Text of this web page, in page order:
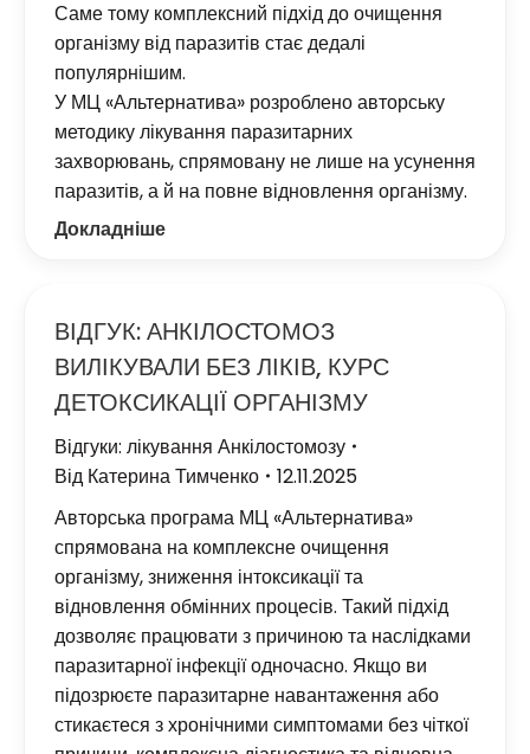
Саме тому комплексний підхід до очищення
організму від паразитів стає дедалі
популярнішим.
У МЦ «Альтернатива» розроблено авторську
методику лікування паразитарних
захворювань, спрямовану не лише на усунення
паразитів, а й на повне відновлення організму.
Докладніше
ВІДГУК: АНКІЛОСТОМОЗ
ВИЛІКУВАЛИ БЕЗ ЛІКІВ, КУРС
ДЕТОКСИКАЦІЇ ОРГАНІЗМУ
Відгуки: лікування Анкілостомозу
Від Катерина Тимченко
12.11.2025
Авторська програма МЦ «Альтернатива»
спрямована на комплексне очищення
організму, зниження інтоксикації та
відновлення обмінних процесів. Такий підхід
дозволяє працювати з причиною та наслідками
паразитарної інфекції одночасно. Якщо ви
підозрюєте паразитарне навантаження або
стикаєтеся з хронічними симптомами без чіткої